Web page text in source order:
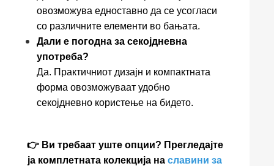
овозможува едноставно да се усогласи
со различните елементи во бањата.
Дали е погодна за секојдневна
употреба?
Да. Практичниот дизајн и компактната
форма овозможуваат удобно
секојдневно користење на бидето.
👉 Ви требаат уште опции? Прегледајте
ја комплетната колекција на славини за